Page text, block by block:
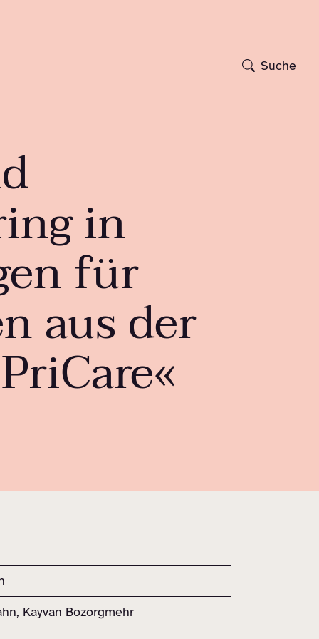
Suche
in
für
aus der
Kayvan Bozorgmehr